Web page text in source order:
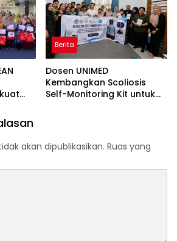
AI
Berita
Dosen UNIMED
Kembangkan Scoliosis
Self-Monitoring Kit untuk
akan dipublikasikan. Ruas yang